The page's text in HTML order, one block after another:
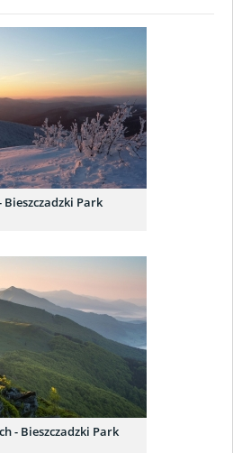
Bieszczadzki Park
- Bieszczadzki Park